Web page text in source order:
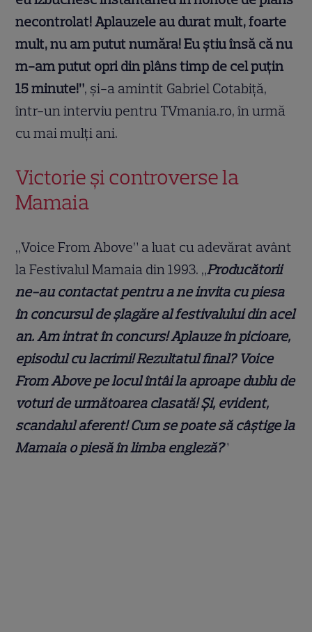
necontrolat! Aplauzele au durat mult, foarte
mult, nu am putut număra! Eu știu însă că nu
m-am putut opri din plâns timp de cel puțin
15 minute!”, și-a amintit Gabriel Cotabiță,
într-un interviu pentru TVmania.ro, în urmă
cu mai mulți ani.
Victorie și controverse la
Mamaia
„Voice From Above” a luat cu adevărat avânt
la Festivalul Mamaia din 1993. „Producătorii
ne-au contactat pentru a ne invita cu piesa
în concursul de șlagăre al festivalului din acel
an. Am intrat în concurs! Aplauze în picioare,
episodul cu lacrimi! Rezultatul final? Voice
From Above pe locul întâi la aproape dublu de
voturi de următoarea clasată! Și, evident,
scandalul aferent! Cum se poate să câștige la
Mamaia o piesă în limba engleză?”